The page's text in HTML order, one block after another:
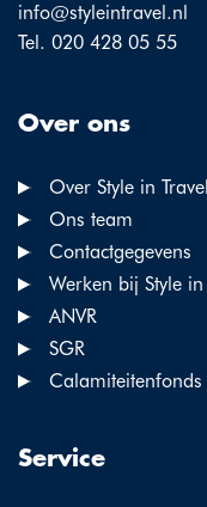
info@styleintravel.nl
Tel. 020 428 05 55
Over ons
Over Style in Travel
Ons team
Contactgegevens
Werken bij Style in
ANVR
SGR
Calamiteitenfonds
Service